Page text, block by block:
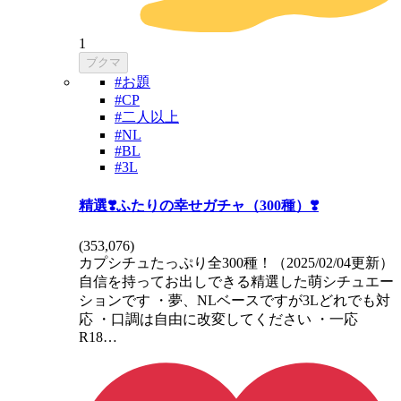
1
ブクマ
#お題
#CP
#二人以上
#NL
#BL
#3L
精選❣️ふたりの幸せガチャ（300種）❣️
(353,076)
カプシチュたっぷり全300種！（2025/02/04更新）
自信を持ってお出しできる精選した萌シチュエー
ションです ・夢、NLベースですが3Lどれでも対
応 ・口調は自由に改変してください ・一応
R18…